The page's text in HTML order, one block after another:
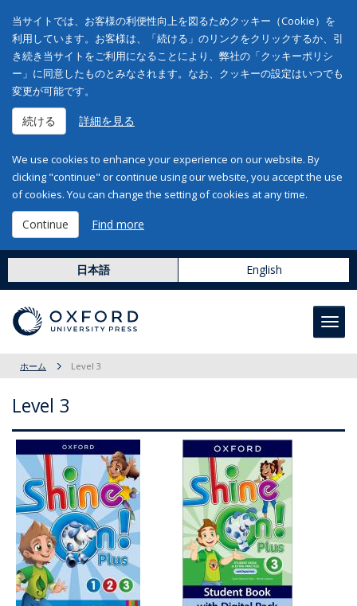
当サイトでは、お客様の利便性向上を図るためクッキー（Cookie）を
利用しています。お客様は、「続ける」のリンクをクリックするか、引
き続き当サイトをご利用になることにより、弊社の「クッキーポリシ
ー」に同意したものとみなされます。なお、クッキーの設定はいつでも
変更が可能です。
続ける 詳細を見る
We use cookies to enhance your experience on our website. By
clicking "continue" or continue using our website, you accept the use
of cookies. You can change the setting of cookies at any time.
Continue Find more
日本語 English
ホーム Level 3
Level 3